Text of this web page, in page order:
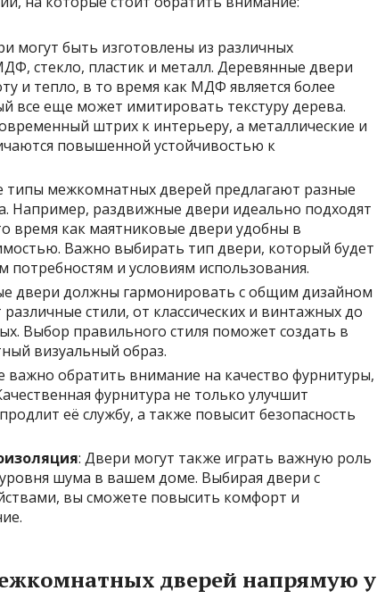
могут быть изготовлены из различных
стекло, пластик и металл. Деревянные двери
и тепло, в то время как МДФ является более
еще может имитировать текстуру дерева.
штрих к интерьеру, а металлические и
повышенной устойчивостью к
типы межкомнатных дверей предлагают разные
Например, раздвижные двери идеально подходят
время как маятниковые двери удобны в
Важно выбирать тип двери, который будет
и условиям использования.
двери должны гармонировать с общим дизайном
стили, от классических и винтажных до
Выбор правильного стиля поможет создать в
визуальный образ.
важно обратить внимание на качество фурнитуры,
фурнитура не только улучшит
её службу, а также повысит безопасность
: Двери могут также играть важную роль
шума в вашем доме. Выбирая двери с
вы сможете повысить комфорт и
дверей напрямую у